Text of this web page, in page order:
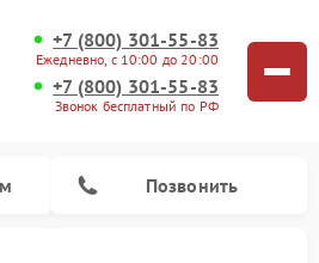
+7 (800) 301-55-83
Ежедневно, с 10:00 до 20:00
+7 (800) 301-55-83
Звонок бесплатный по РФ
Позвонить